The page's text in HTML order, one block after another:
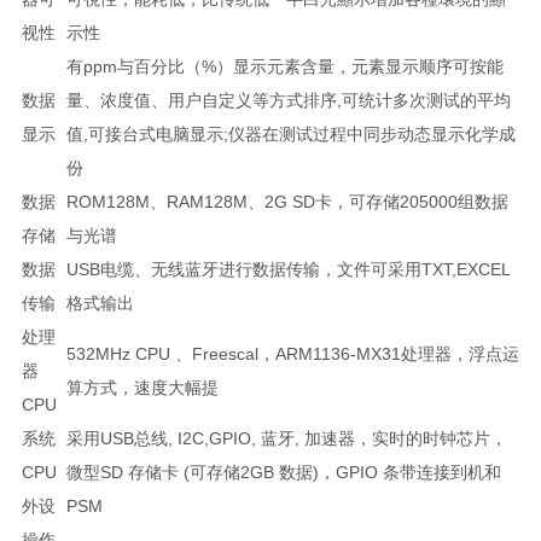
视性
示性
数据
显示
有ppm与百分比（%）显示元素含量，元素显示顺序可按能
量、浓度值、用户自定义等方式排序,可统计多次测试的平均
值,可接台式电脑显示;仪器在测试过程中同步动态显示化学成
份
数据
存储
ROM128M、RAM128M、2G SD卡，可存储205000组数据
与光谱
数据
传输
USB电缆、无线蓝牙进行数据传输，文件可采用TXT,EXCEL
格式输出
处理
器
CPU
532MHz CPU 、Freescal，ARM1136-MX31处理器，浮点运
算方式，速度大幅提
系统
CPU
外设
采用USB总线, I2C,GPIO, 蓝牙, 加速器，实时的时钟芯片，
微型SD 存储卡 (可存储2GB 数据)，GPIO 条带连接到机和
PSM